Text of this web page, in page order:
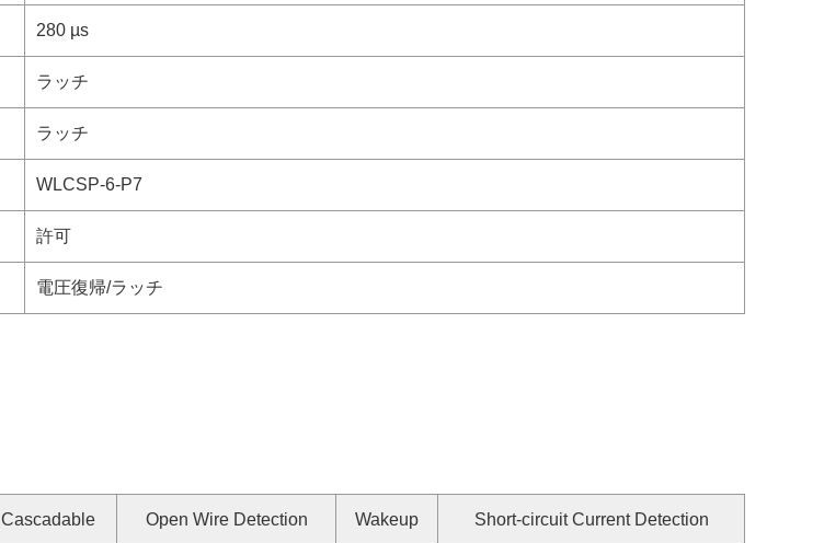
280 µs
ラッチ
ラッチ
WLCSP-6-P7
許可
電圧復帰/ラッチ
Cascadable Open Wire Detection Wakeup Short-circuit Current Detection